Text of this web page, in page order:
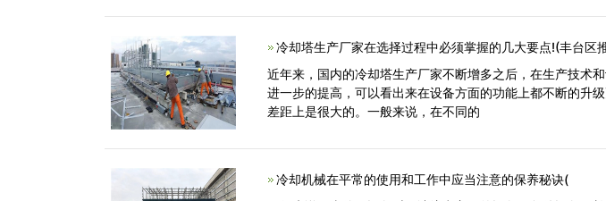
冷却塔生产厂家在选择过程中必须掌握的几大要点!(丰台区
近年来，国内的冷却塔生产厂家不断增多之后，在生产技术
进一步的提高，可以看出来在设备方面的功能上都不断的升
差距上是很大的。一般来说，在不同的
冷却机械在平常的使用和工作中应当注意的保养秘诀(